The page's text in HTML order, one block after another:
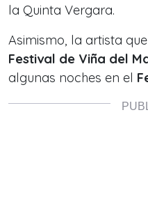
la Quinta Vergara.
Asimismo, la artista
Festival de Viña del
algunas noches en el